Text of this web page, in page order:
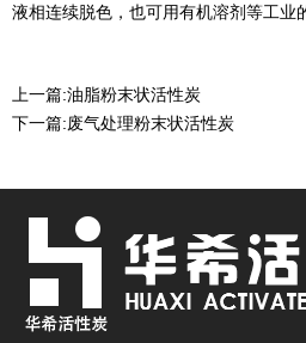
液相连续脱色，也可用有机溶剂等工业
上一篇:油脂粉末状活性炭
下一篇:废气处理粉末状活性炭